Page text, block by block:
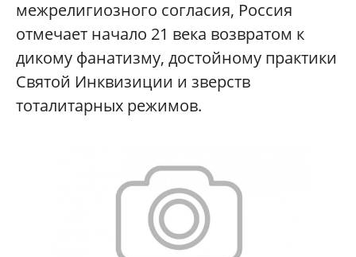
межрелигиозного согласия, Россия
отмечает начало 21 века возвратом к
дикому фанатизму, достойному практики
Святой Инквизиции и зверств
тоталитарных режимов.